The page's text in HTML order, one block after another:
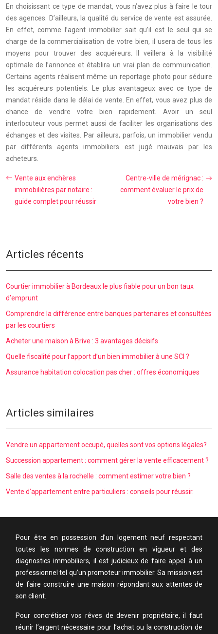
En choisissant ce type de mandat, vous n’avez plus à faire le tour
des agences. D’ailleurs, la qualité du service de vente est assurée.
En effet, comme l’agent immobilier sait qu’il est le seul qui se
charge de la commercialisation de votre bien, il usera de tous les
moyens pour trouver des acquéreurs. Il veillera à la visibilité
optimale de l’annonce et établira un vrai plan de communication.
Certains agents réalisent même un reportage photo pour séduire
les acquéreurs potentiels. Le plus avantageux avec ce type de
mandat réside dans le délai de vente. En effet, vous avez plus de
chance de vendre votre bien rapidement. Avoir un seul
interlocuteur vous permet aussi de faciliter les organisations des
échanges et des visites. Par ailleurs, parfois, un immobilier vendu
par différents agents immobiliers est jugé mauvais par les
acheteurs.
Vente aux enchères
immobilières par notaire :
guide complet pour réussir
Centre-ville de mérignac :
comment évaluer le prix de
votre bien ?
Articles récents
Courtier immobilier à Bordeaux le plus fiable pour un bon taux
d’emprunt
Comprendre la différence entre banques partenaires et consultées
par les courtiers
Acheter une maison à Brive : 3 avantages décisifs
Quelle fiscalité pour l’apport d’un bien immobilier à une SCI ?
Assurance habitation colocation pas cher : offres économiques
Articles similaires
Vendre un appartement occupé, quelles sont vos options légales?
Succession appartement : comment gérer la vente efficacement ?
Salle des ventes à la rochelle : comment estimer votre bien ?
Vente d’appartement entre particuliers : conseils pour réussir.
Pour être en possession d’un logement neuf respectant
toutes les normes de construction en vigueur et des
diagnostics immobiliers, il est judicieux de faire appel à un
professionnel tel qu’un promoteur immobilier. Sa mission est
de faire construire une maison répondant aux attentes de
son client.
Pour concrétiser vos rêves de devenir propriétaire, il faut
réunir l’argent nécessaire pour l’achat ou la construction de